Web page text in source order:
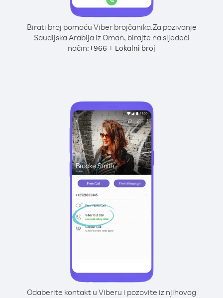
Birati broj pomoću Viber brojčanika.Za pozivanje
Saudijska Arabija iz Oman, birajte na sljedeći
način:+966 + Lokalni broj
Odaberite kontakt u Viberu i pozovite iz njihovog